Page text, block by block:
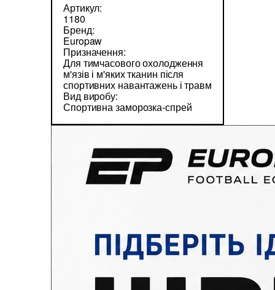
Артикул:
1180
Бренд:
Europaw
Призначення:
Для тимчасового охолодження
м'язів і м'яких тканин після
спортивних навантажень і травм
Вид виробу:
Спортивна заморозка-спрей